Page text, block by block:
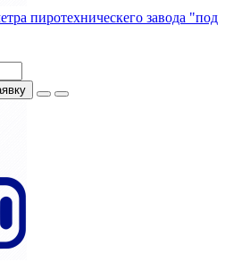
пиротехническего завода "под